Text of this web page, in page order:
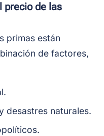
precio de las
primas están
de factores,
desastres naturales.